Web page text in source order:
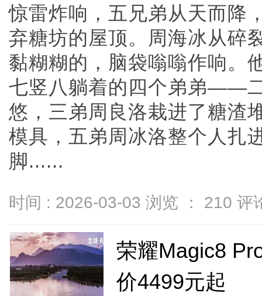
惊雷炸响，五兄弟从天而降
弃糖坊的屋顶。周海冰从碎
黏糊糊的，脑袋嗡嗡作响。
七竖八躺着的四个弟弟——
悠，三弟周良洛栽进了糖渣
模具，五弟周冰洛整个人扎
脚......
时间 : 2026-03-03 浏览 ： 210 评
荣耀Magic8
价4499元起